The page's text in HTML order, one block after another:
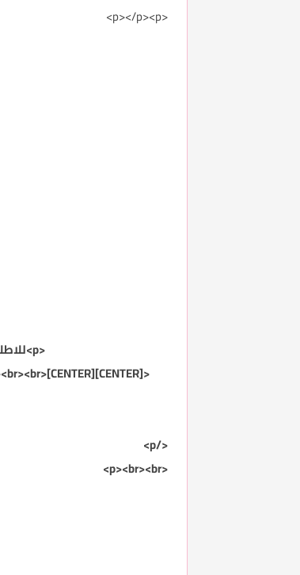
<p></p><p>
<p>
<p><br><br><br>[CENTER][CENTER]سجل أيضا في برنامج اللغة الإنجليزية العام <br>
</p>
<p><br><br>